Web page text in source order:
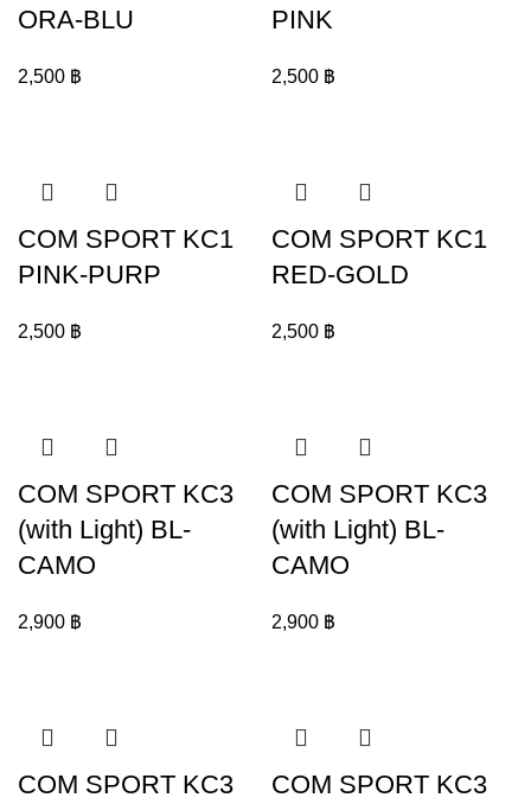
ORA-BLU
2,500 ฿
PINK
2,500 ฿
COM SPORT KC1
PINK-PURP
2,500 ฿
COM SPORT KC1
RED-GOLD
2,500 ฿
COM SPORT KC3
(with Light) BL-
CAMO
2,900 ฿
COM SPORT KC3
(with Light) BL-
CAMO
2,900 ฿
COM SPORT KC3
COM SPORT KC3